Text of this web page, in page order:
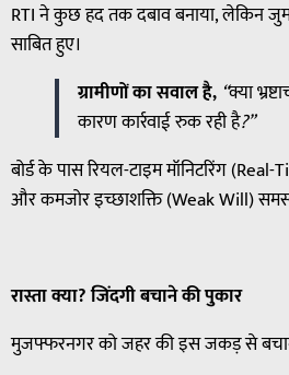
RTI ने कुछ हद तक दबाव बनाया, लेकिन
साबित हुए।
ग्रामीणों का सवाल है, “क्या
कारणकार्रवाईरुकरहीहै?”
बोर्ड के पास रियल-टाइम मॉनिटरिंग
और कमजोर इच्छाशक्ति (Weak Will)
रास्ताक्या?जिंदगीबचानेकीपुकार
मुजफ्फरनगरकोजहरकीइसजकड़से